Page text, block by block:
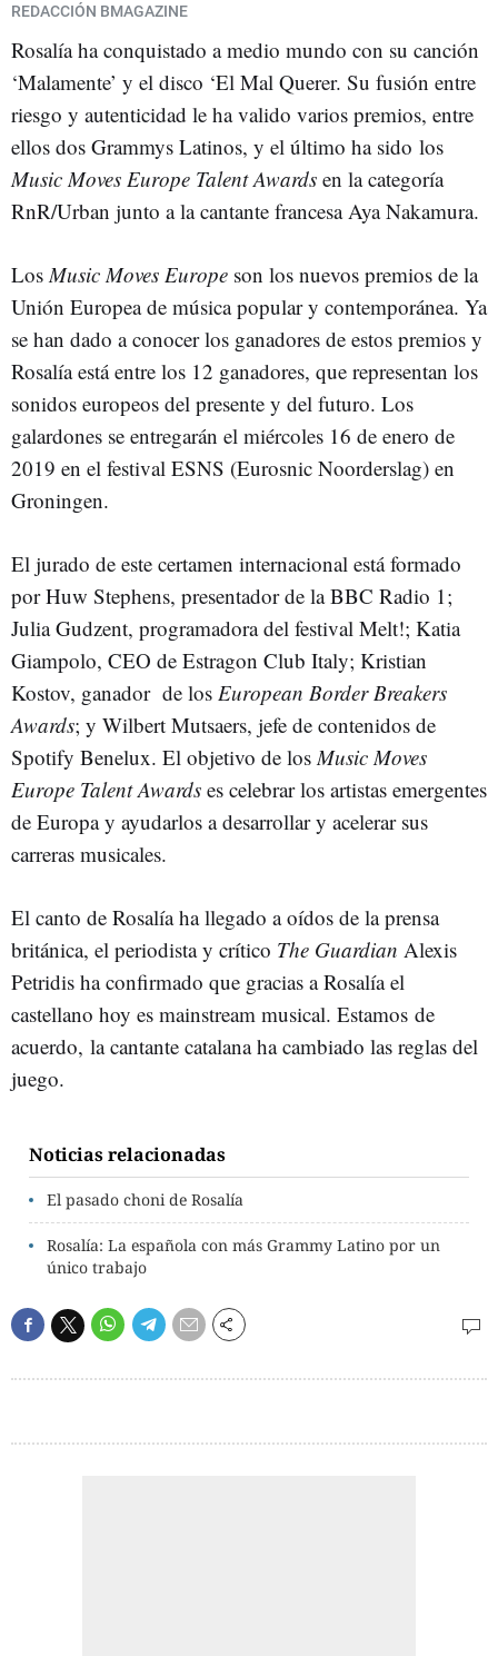
REDACCIÓN BMAGAZINE
Rosalía ha conquistado a medio mundo con su canción
‘Malamente’ y el disco ‘El Mal Querer. Su fusión entre
riesgo y autenticidad le ha valido varios premios, entre
ellos dos Grammys Latinos, y el último ha sido los
Music Moves Europe Talent Awards en la categoría
RnR/Urban junto a la cantante francesa Aya Nakamura.
LosMusic Moves Europe son los nuevos premios de la
Unión Europea de música popular y contemporánea. Ya
se han dado a conocer los ganadores de estos premios y
Rosalía está entre los 12 ganadores, que representan los
sonidos europeos del presente y del futuro. Los
galardones se entregarán el miércoles 16 de enero de
2019 en el festival ESNS (Eurosnic Noorderslag) en
Groningen.
El jurado de este certamen internacional está formado
por Huw Stephens, presentador de la BBC Radio 1;
Julia Gudzent, programadora del festival Melt!; Katia
Giampolo, CEO de Estragon Club Italy; Kristian
Kostov, ganador de los European Border Breakers
Awards; y Wilbert Mutsaers, jefe de contenidos de
Spotify Benelux. El objetivo de losMusic Moves
Europe Talent Awards es celebrar los artistas emergentes
de Europa y ayudarlos a desarrollar y acelerar sus
carreras musicales.
El canto de Rosalía ha llegado a oídos de la prensa
británica, el periodista y crítico The Guardian Alexis
Petridis ha confirmado que gracias a Rosalía el
castellano hoy es mainstream musical. Estamos de
acuerdo, la cantante catalana ha cambiado las reglas del
juego.
Noticias relacionadas
El pasado choni de Rosalía
Rosalía: La española con más Grammy Latino por un
único trabajo